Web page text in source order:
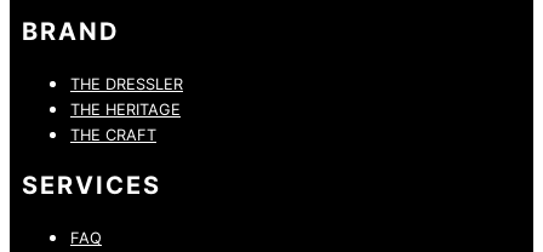
BRAND
THE DRESSLER
THE HERITAGE
THE CRAFT
SERVICES
FAQ